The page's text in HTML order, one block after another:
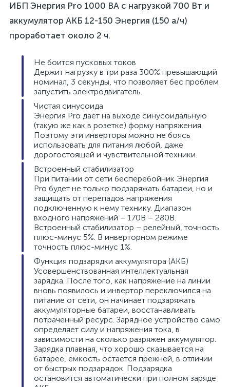
ИБП Энергия Pro 1000 ВА с нагрузкой 700 Вт и
аккумулятор АКБ 12-150 Энергия (150 а/ч)
проработает около 2 ч.
Не боится пусковых токов
Держит нагрузку в три раза 300% превышающий
номинал, 3 секунды, что позволяет бес проблем
запустить электродвигатель.
Чистая синусоида
Энергия Pro даёт на выходе синусоидальную
(такую же как в розетке) форму напряжения.
Поэтому эти инверторы можно не боясь
использовать для питания любой, даже
дорогостоящей и чувствительной техники.
Встроенный стабилизатор
При питании от сети бесперебойник Энергия
Pro будет не только подзаряжать батареи, но и
защищать от перепадов напряжения
подключенную к нему технику. Диапазон
входного напряжений – 170В – 280В.
Встроенный стабилизатор – релейный, точность
плюс-минус 5%. В инверторном режиме
точность плюс-минус 1%.
Функция подзарядки аккумулятора (АКБ)
Усовершенствованная интеллектуальная
зарядка. После того, как напряжение на линии
вновь появилось и инвертор переключился на
питание от сети, он начинает подзаряжать
аккумуляторные батареи, восстанавливать
потраченный ресурс. Зарядное устройство само
определяет силу и напряжения тока, в
зависимости на сколько разряжен аккумулятор.
Зарядка плавная, что хорошо сказывается на
батарее, емкость остается прежней, в отличии
от быстрых подзарядок. Подзарядка
остановится автоматически при полном заряде